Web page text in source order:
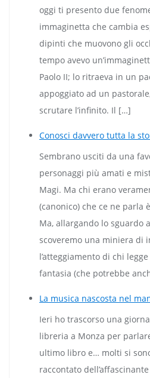
oggi ti presento due
immaginetta che cambia
dipinti che muovono gli
tempo avevo
Paolo II; lo ritraeva in un
appoggiato ad un
scrutare l’infinito. Il […]
Conosci davvero tutta la
Sembrano usciti da una
personaggi più amati e
Magi. Ma chi erano
(canonico) che ce ne parla
Ma, allargando lo sguardo
scoveremo una miniera di
l’atteggiamento di chi
fantasia (che potrebbe
La musica nascosta nel
Ieri ho trascorso una
libreria a Monza per
ultimo libro e… molti si
raccontato